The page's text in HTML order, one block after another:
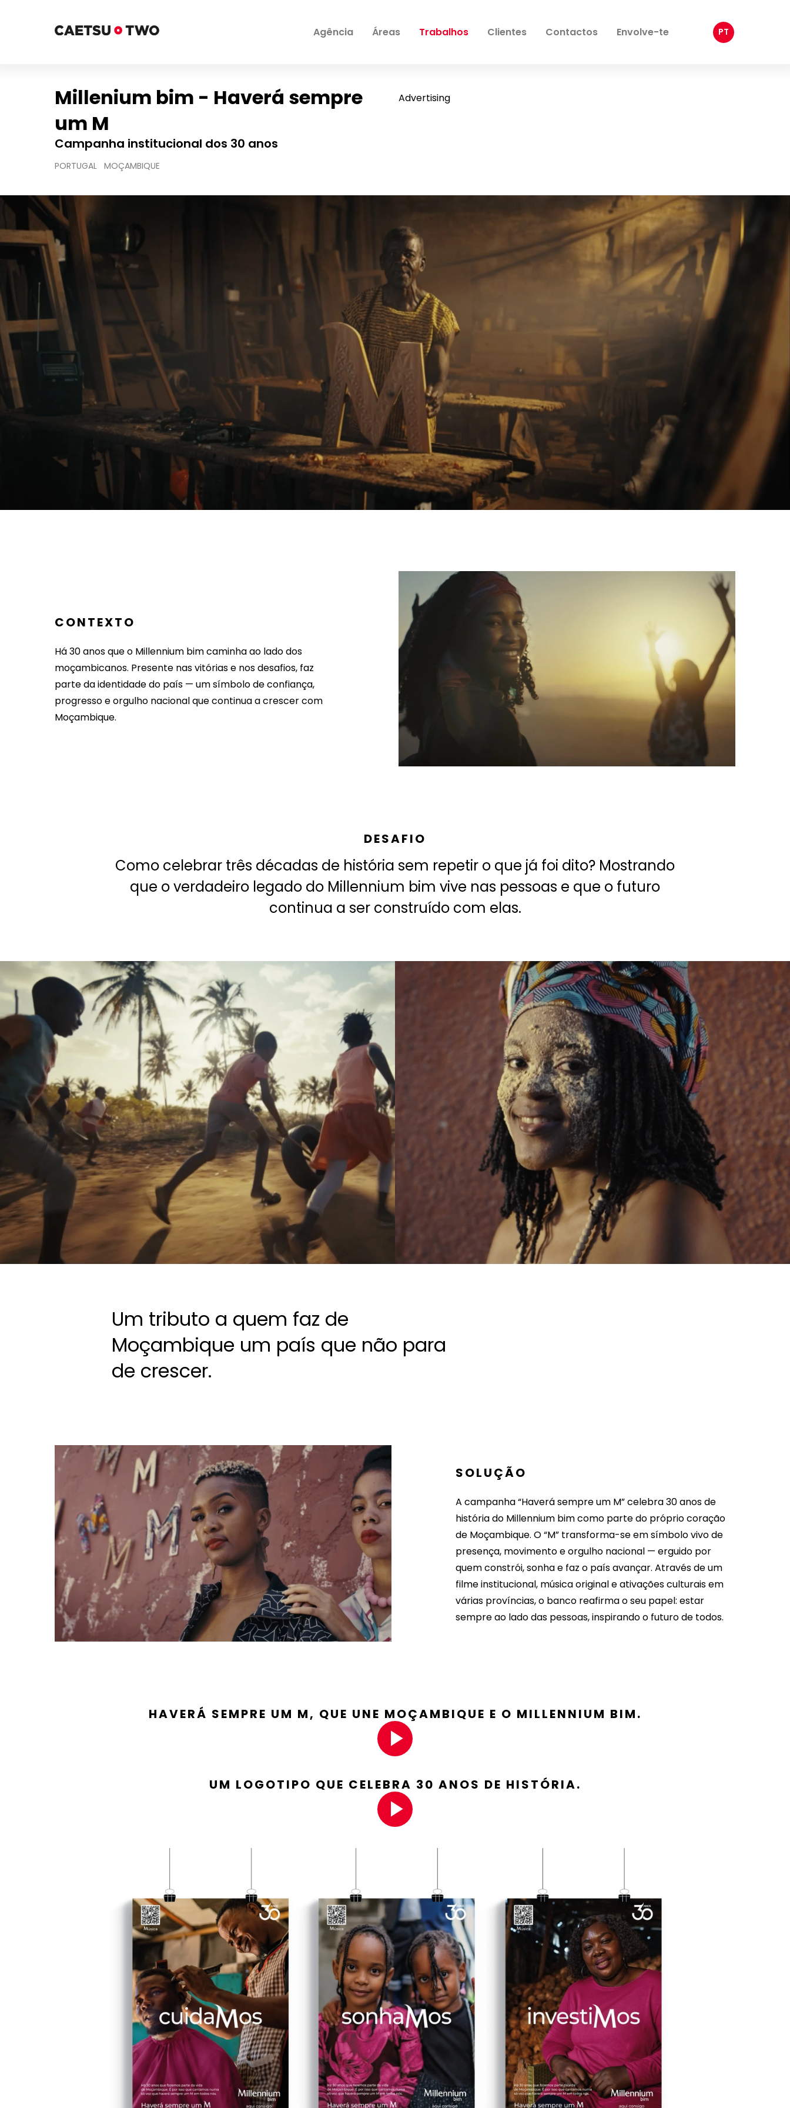
Agência Áreas Trabalhos Clientes Contactos Envolve-te PT
Millenium bim - Haverá sempre
um M
Campanha institucional dos 30 anos
PORTUGAL MOÇAMBIQUE
Advertising
CONTEXTO
Há 30 anos que o Millennium bim caminha ao lado dos
moçambicanos. Presente nas vitórias e nos desafios, faz
parte da identidade do país — um símbolo de confiança,
progresso e orgulho nacional que continua a crescer com
Moçambique.
DESAFIO
Como celebrar três décadas de história sem repetir o que já foi dito? Mostrando
que o verdadeiro legado do Millennium bim vive nas pessoas e que o futuro
continua a ser construído com elas.
Um tributo a quem faz de
Moçambique um país que não para
de crescer.
SOLUÇÃO
A campanha “Haverá sempre um M” celebra 30 anos de
história do Millennium bim como parte do próprio coração
de Moçambique. O “M” transforma-se em símbolo vivo de
presença, movimento e orgulho nacional — erguido por
quem constrói, sonha e faz o país avançar. Através de um
filme institucional, música original e ativações culturais em
várias províncias, o banco reafirma o seu papel: estar
sempre ao lado das pessoas, inspirando o futuro de todos.
HAVERÁ SEMPRE UM M, QUE UNE MOÇAMBIQUE E O MILLENNIUM BIM.
Play
Video
UM LOGOTIPO QUE CELEBRA 30 ANOS DE HISTÓRIA.
Play
Video